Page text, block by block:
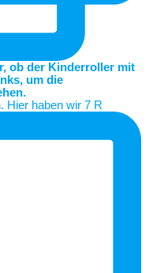
Hier haben wir 7 R